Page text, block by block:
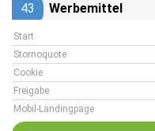
43 Werbemittel
Start
Stornoquote
Cookie
Freigabe
Mobil-Landingpage